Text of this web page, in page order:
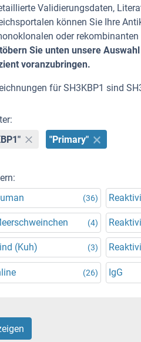
Validierungsdaten,
können Sie Ihre
oder
Sie unten unsere
voranzubringen.
für SH3KBP1 sind
"Primary"
(36)
(4)
(Kuh) (3)
(26) IgG